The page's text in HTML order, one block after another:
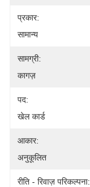
प्रकार:
सामान्य
सामग्री:
कागज़
पद:
खेल कार्ड
आकार:
अनुकूलित
रीति - रिवाज़ परिकल्पना: